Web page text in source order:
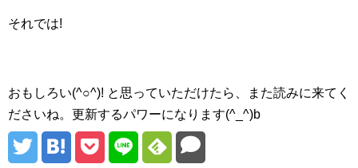
それでは!
おもしろい(^○^)! と思っていただけたら、また読みに来てく
ださいね。更新するパワーになります(^_^)b